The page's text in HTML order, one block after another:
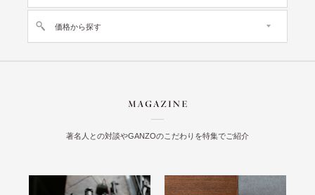
価格から探す
著名人との対談やGANZOのこだわりを特集でご紹介